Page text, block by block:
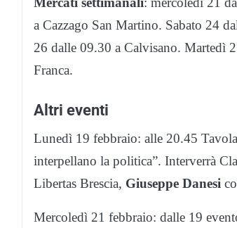
a Cazzago San Martino. Sabato 24
26 dalle 09.30 a Calvisano. Martedì
Franca.
Altri eventi
Lunedì 19 febbraio: alle 20.45
interpellano la politica”. Interverrà
Libertas Brescia, Giuseppe Danesi
Mercoledì 21 febbraio: dalle 19